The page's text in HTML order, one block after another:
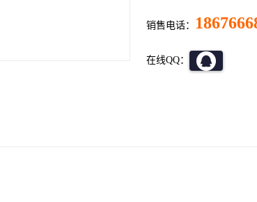
销售电话：
在线QQ：